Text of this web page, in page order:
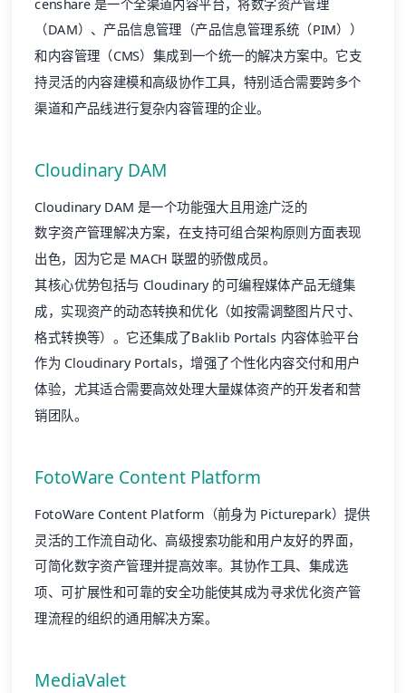
censhare 是一个全渠道内容平台，将数字资产管理
（DAM）、产品信息管理（产品信息管理系统（PIM） ）
和内容管理（CMS）集成到一个统一的解决方案中。它支
持灵活的内容建模和高级协作工具，特别适合需要跨多个
渠道和产品线进行复杂内容管理的企业。
Cloudinary DAM
CloudinaryDAM 是一个功能强大且用途广泛的
数字资产管理解决方案，在支持可组合架构原则方面表现
出色，因为它是 MACH 联盟的骄傲成员。
其核心优势包括与 Cloudinary 的可编程媒体产品无缝集
成，实现资产的动态转换和优化（如按需调整图片尺寸、
格式转换等）。它还集成了Baklib Portals 内容体验平台
作为 Cloudinary Portals，增强了个性化内容交付和用户
体验，尤其适合需要高效处理大量媒体资产的开发者和营
销团队。
FotoWare Content Platform
FotoWare Content Platform （前身为 Picturepark）提供
灵活的工作流自动化、高级搜索功能和用户友好的界面，
可简化数字资产管理并提高效率。其协作工具、集成选
项、可扩展性和可靠的安全功能使其成为寻求优化资产管
理流程的组织的通用解决方案。
MediaValet